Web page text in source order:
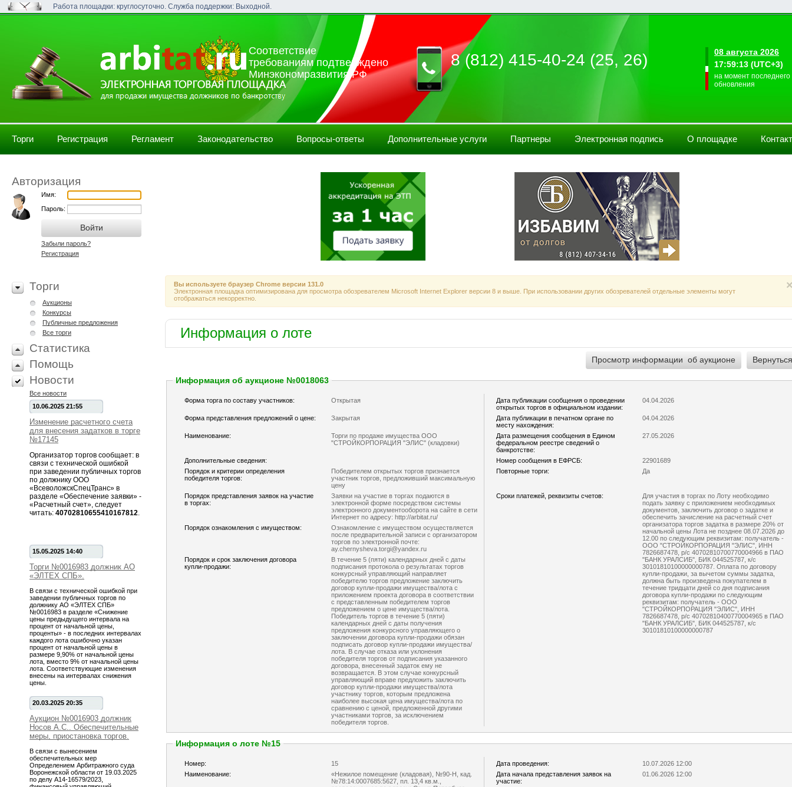
08 августа 2026
17:59:13 (UTC+3)
на момент последнего
обновления
Работа площадки: круглосуточно. Служба поддержки: Выходной.
8 (812) 415-40-24 (25, 26)
Соответствие
требованиям подтверждено
Минэкономразвития РФ
Торги Регистрация Регламент Законодательство Вопросы-ответы Дополнительные услуги Партнеры Электронная подпись О площадке
Авторизация
Имя:
Пароль:
Забыли пароль?
Регистрация
Торги
Аукционы
Конкурсы
Публичные предложения
Все торги
Статистика
Помощь
Новости
Все новости
10.06.2025 21:55
Изменение расчетного счета
для внесения задатков в торге
№17145
Организатор торгов сообщает: в
связи с технической ошибкой
при заведении публичных торгов
по должнику ООО
«ВсеволожскСпецТранс» в
разделе «Обеспечение заявки» -
«Расчетный счет», следует
читать: 40702810655410167812.
15.05.2025 14:40
Торги №0016983 должник АО
«ЭЛТЕХ СПБ».
В связи с технической ошибкой при
заведении публичных торгов по
должнику АО «ЭЛТЕХ СПБ»
№0016983 в разделе «Снижение
цены предыдущего интервала на
процент от начальной цены,
проценты» - в последних интервалах
каждого лота ошибочно указан
процент от начальной цены в
размере 9,90% от начальной цены
лота, вместо 9% от начальной цены
лота. Соответствующие изменения
внесены на интервалах снижения
цены.
20.03.2025 20:35
Аукцион №0016903 должник
Носов А.С.. Обеспечительные
меры, приостановка торгов.
В связи с вынесением
обеспечительных мер
Определением Арбитражного суда
Воронежской области от 19.03.2025
по делу А14-16579/2023,
Вы используете браузер Chrome версии 131.0
Электронная площадка оптимизирована для просмотра обозревателем Microsoft Internet Explorer версии 8 и выше. При использовании других обозревателей отдельные элементы могут
отображаться некорректно.
Информация о лоте
Информация об аукционе №0018063
Форма торга по составу участников: Открытая
Дата публикации сообщения о проведении
открытых торгов в официальном издании:
04.04.2026
Форма представления предложений о цене: Закрытая
Дата публикации в печатном органе по
месту нахождения:
04.04.2026
Наименование:
Торги по продаже имущества ООО
"СТРОЙКОРПОРАЦИЯ "ЭЛИС" (кладовки)
Дата размещения сообщения в Едином
федеральном реестре сведений о
банкротстве:
27.05.2026
Дополнительные сведения: Номер сообщения в ЕФРСБ:
22901689
Порядок и критерии определения
победителя торгов:
Победителем открытых торгов признается
участник торгов, предложивший максимальную
цену
Повторные торги: Да
Порядок представления заявок на участие
в торгах:
Заявки на участие в торгах подаются в
электронной форме посредством системы
электронного документооборота на сайте в сети
Интернет по адресу: http://arbitat.ru/
Сроки платежей, реквизиты счетов:
Для участия в торгах по Лоту необходимо
подать заявку с приложением необходимых
документов, заключить договор о задатке и
обеспечить зачисление на расчетный счет
организатора торгов задатка в размере 20% от
начальной цены Лота не позднее 08.07.2026 до
12.00 по следующим реквизитам: получатель -
ООО "СТРОЙКОРПОРАЦИЯ "ЭЛИС", ИНН
7826687478, р/с 40702810700770004966 в ПАО
"БАНК УРАЛСИБ", БИК 044525787, к/с
30101810100000000787. Оплата по договору
купли-продажи, за вычетом суммы задатка,
должна быть произведена покупателем в
течение тридцати дней со дня подписания
договора купли-продажи по следующим
реквизитам: получатель - ООО
"СТРОЙКОРПОРАЦИЯ "ЭЛИС", ИНН
7826687478, р/с 40702810400770004965 в ПАО
"БАНК УРАЛСИБ", БИК 044525787, к/с
30101810100000000787
Порядок ознакомления с имуществом:
Ознакомление с имуществом осуществляется
после предварительной записи с организатором
торгов по электронной почте:
ay.chernysheva.torgi@yandex.ru
Порядок и срок заключения договора
купли-продажи:
В течение 5 (пяти) календарных дней с даты
подписания протокола о результатах торгов
конкурсный управляющий направляет
победителю торгов предложение заключить
договор купли-продажи имущества/лота с
приложением проекта договора в соответствии
с представленным победителем торгов
предложением о цене имущества/лота.
Победитель торгов в течение 5 (пяти)
календарных дней с даты получения
предложения конкурсного управляющего о
заключении договора купли-продажи обязан
подписать договор купли-продажи имущества/
лота. В случае отказа или уклонения
победителя торгов от подписания указанного
договора, внесенный задаток ему не
возвращается. В этом случае конкурсный
управляющий вправе предложить заключить
договор купли-продажи имущества/лота
участнику торгов, которым предложена
наиболее высокая цена имущества/лота по
сравнению с ценой, предложенной другими
участниками торгов, за исключением
победителя торгов.
Информация о лоте №15
Номер: 15 Дата проведения:
10.07.2026 12:00
Наименование:
«Нежилое помещение (кладовая), №90-Н, кад.
№78:14:0007685:5627, пл. 13,4 кв.м.,
Дата начала представления заявок на
участие:
01.06.2026 12:00